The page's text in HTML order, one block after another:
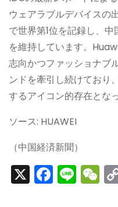
ウェアラブルデバイスの
で世界第1位を記録し、
を維持しています。
志向かつファッショナブ
ンドを牽引し続けており
するアイコン的存在とな
ソース: HUAWEI
（中国経済新聞）
X F
a
Li
n
W
e